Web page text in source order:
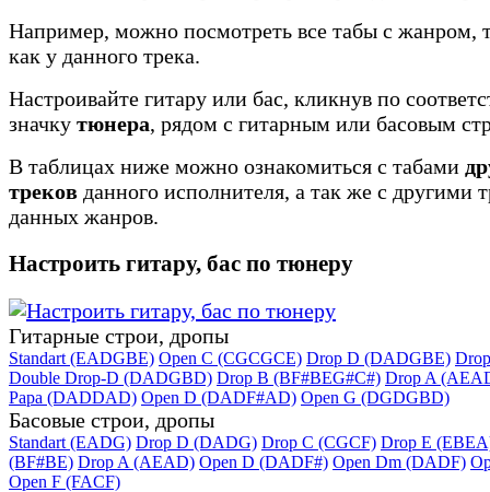
Например, можно посмотреть все табы с жанром,
как у данного трека.
Настроивайте гитару или бас, кликнув по
значку тюнера, рядом с гитарным или басовым
В таблицах ниже можно ознакомиться с табами
треков данного исполнителя, а так же с другими
данных жанров.
Настроить гитару, бас по тюнеру
Гитарные строи, дропы
Standart (EADGBE) Open C (CGCGCE) Drop D (DADGBE)
Double Drop-D (DADGBD) Drop B (BF#BEG#C#) Drop A
Papa (DADDAD) Open D (DADF#AD) Open G (DGDGBD)
Басовые строи, дропы
Standart (EADG) Drop D (DADG) Drop C (CGCF) Drop E
(BF#BE) Drop A (AEAD) Open D (DADF#) Open Dm (DADF)
Open F (FACF)